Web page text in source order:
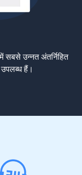
सबसे उन्नत अंतर्निहित
उपलब्ध हैं।